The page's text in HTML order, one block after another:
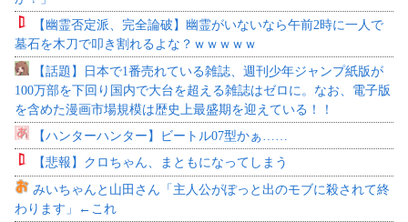
【幽霊否定派、完全論破】幽霊がいないなら午前2時に一人で
墓石を木刀で叩き割れるよな？ｗｗｗｗｗ
【話題】日本で1番売れている雑誌、週刊少年ジャンプ紙版が
100万部を下回り国内で大台を超える雑誌はゼロに。なお、電子版
を含めた漫画市場規模は歴史上最盛期を迎えている！！
【ハンターハンター】ビートル07型かぁ……
【悲報】クロちゃん、まともになってしまう
みいちゃんと山田さん「主人公がぽっと出のモブに殺されて終
わります」←これ